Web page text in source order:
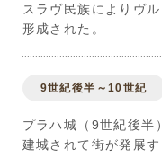
スラヴ民族によりヴ
形成された。
9世紀後半～10世紀
プラハ城（9世紀後半
建城されて街が発展す